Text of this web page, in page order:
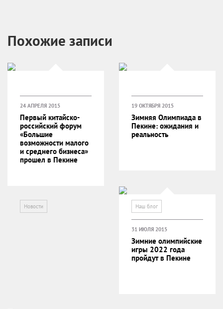
Похожие записи
Новости
24 АПРЕЛЯ 2015
Первый китайско-
российский форум
«Большие
возможности малого
и среднего бизнеса»
прошел в Пекине
Наш блог
19 ОКТЯБРЯ 2015
Зимняя Олимпиада в
Пекине: ожидания и
реальность
31 ИЮЛЯ 2015
Зимние олимпийские
игры 2022 года
пройдут в Пекине